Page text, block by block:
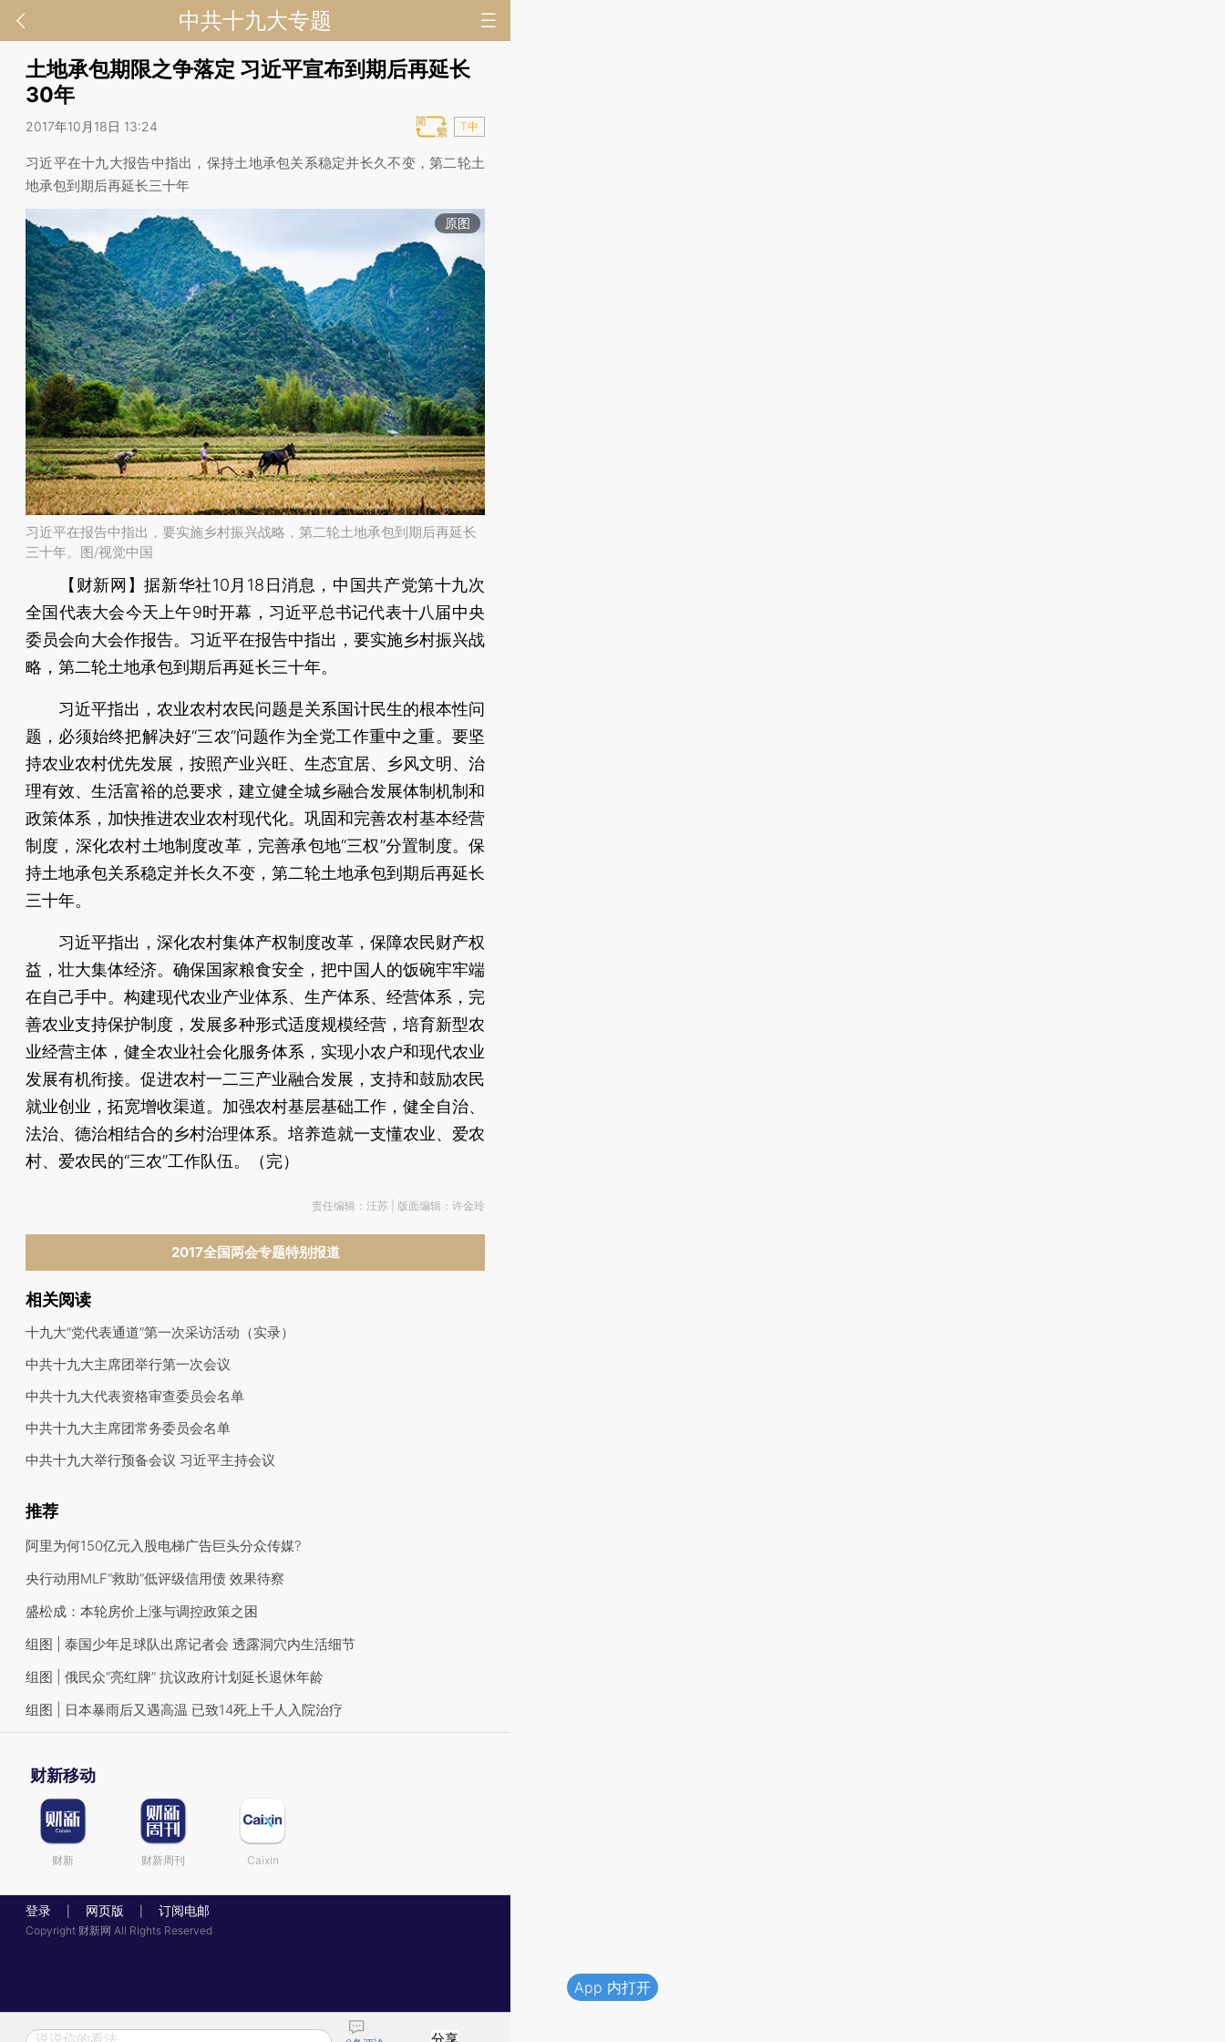
中共十九大专题
土地承包期限之争落定 习近平宣布到期后再延长
30年
2017年10月18日 13:24 T中
习近平在十九大报告中指出，保持土地承包关系稳定并长久不变，第二轮土
地承包到期后再延长三十年
原图
习近平在报告中指出，要实施乡村振兴战略，第二轮土地承包到期后再延长
三十年。图/视觉中国
【财新网】据新华社10月18日消息，中国共产党第十九次
全国代表大会今天上午9时开幕，习近平总书记代表十八届中央
委员会向大会作报告。习近平在报告中指出，要实施乡村振兴战
略，第二轮土地承包到期后再延长三十年。
习近平指出，农业农村农民问题是关系国计民生的根本性问
题，必须始终把解决好“三农”问题作为全党工作重中之重。要坚
持农业农村优先发展，按照产业兴旺、生态宜居、乡风文明、治
理有效、生活富裕的总要求，建立健全城乡融合发展体制机制和
政策体系，加快推进农业农村现代化。巩固和完善农村基本经营
制度，深化农村土地制度改革，完善承包地“三权”分置制度。保
持土地承包关系稳定并长久不变，第二轮土地承包到期后再延长
三十年。
习近平指出，深化农村集体产权制度改革，保障农民财产权
益，壮大集体经济。确保国家粮食安全，把中国人的饭碗牢牢端
在自己手中。构建现代农业产业体系、生产体系、经营体系，完
善农业支持保护制度，发展多种形式适度规模经营，培育新型农
业经营主体，健全农业社会化服务体系，实现小农户和现代农业
发展有机衔接。促进农村一二三产业融合发展，支持和鼓励农民
就业创业，拓宽增收渠道。加强农村基层基础工作，健全自治、
法治、德治相结合的乡村治理体系。培养造就一支懂农业、爱农
村、爱农民的“三农”工作队伍。（完）
责任编辑：汪苏 | 版面编辑：许金玲
2017全国两会专题特别报道
相关阅读
十九大“党代表通道”第一次采访活动（实录）
中共十九大主席团举行第一次会议
中共十九大代表资格审查委员会名单
中共十九大主席团常务委员会名单
中共十九大举行预备会议 习近平主持会议
推荐
阿里为何150亿元入股电梯广告巨头分众传媒?
央行动用MLF“救助”低评级信用债 效果待察
盛松成：本轮房价上涨与调控政策之困
组图 | 泰国少年足球队出席记者会 透露洞穴内生活细节
组图 | 俄民众“亮红牌” 抗议政府计划延长退休年龄
组图 | 日本暴雨后又遇高温 已致14死上千人入院治疗
财新移动
财新 财新周刊 Caixin
登录 网页版 订阅电邮
Copyright 财新网 All Rights Reserved
App 内打开